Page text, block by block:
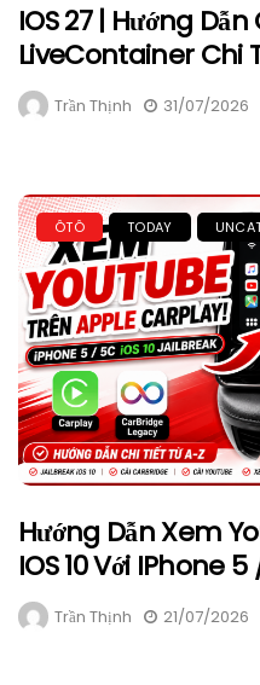
IOS 27 | Hướng
LiveContainer Chi
Trần Thịnh 31/07/2026
ÔTÔ TODAY
Hướng Dẫn Xem
IOS 10 Với IPhone
Trần Thịnh 21/07/2026